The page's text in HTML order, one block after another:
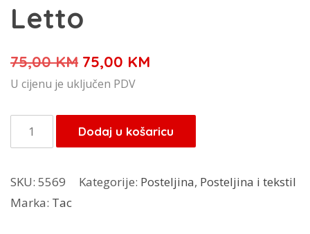
Letto
75,00KM Izvorna
cijena
je:
75,00 KM.
75,00 KM
75,00 KM.
U cijenu je uključen PDV
postejina
Letto
količina
Dodaj u košaricu
SKU: 5569 Kategorije: Posteljina, Posteljina i tekstil
Marka: Tac